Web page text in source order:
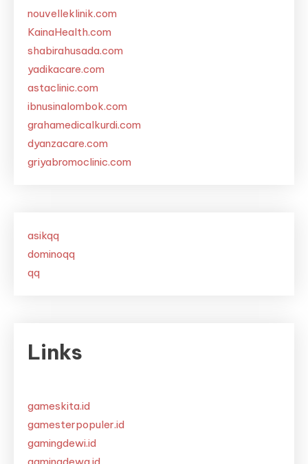
nouvelleklinik.com
KainaHealth.com
shabirahusada.com
yadikacare.com
astaclinic.com
ibnusinalombok.com
grahamedicalkurdi.com
dyanzacare.com
griyabromoclinic.com
asikqq
dominoqq
qq
Links
gameskita.id
gamesterpopuler.id
gamingdewi.id